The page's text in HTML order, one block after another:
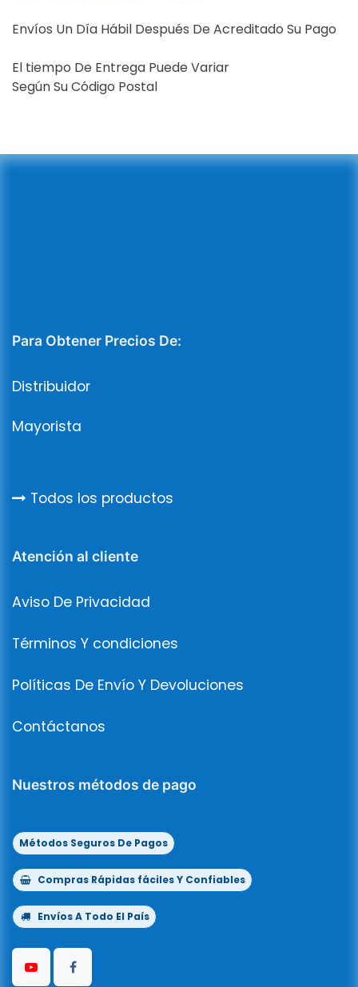
Envíos Un Día Hábil Después De Acreditado Su Pago
El tiempo De Entrega Puede Variar
Según Su Código Postal
Para Obtener Precios De:
Distribuidor
Mayorista
Todos los productos
Atención al cliente
Aviso De Privacidad
Términos Y condiciones
Políticas De Envío Y Devoluciones
Contáctanos
Nuestros métodos de pago
Métodos Seguros De Pagos
Compras Rápidas fáciles Y Confiables
Envíos A Todo El País